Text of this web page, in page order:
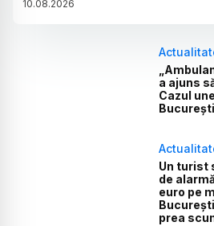
10.08.2026
a ajuns
Cazul
București
Un turist
de
euro pe
prea